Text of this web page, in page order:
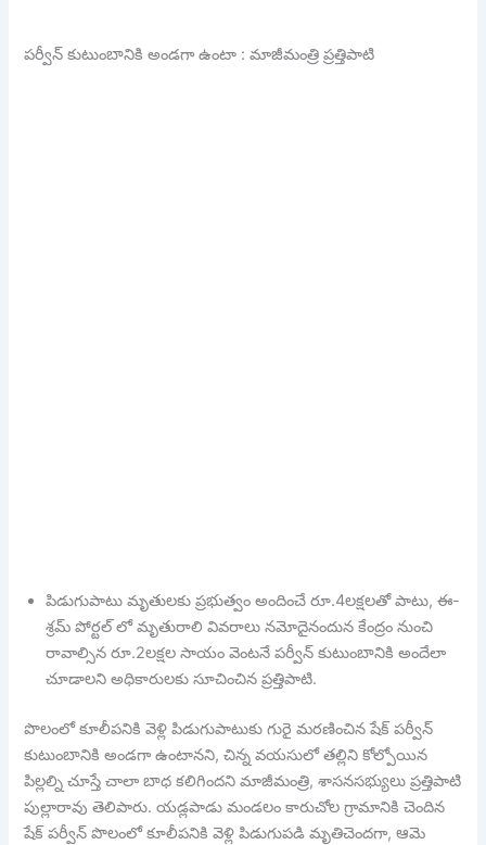
పర్వీన్ కుటుంబానికి అండగా ఉంటా : మాజీమంత్రి ప్రత్తిపాటి
పిడుగుపాటు మృతులకు ప్రభుత్వం అందించే రూ.4లక్షలతో పాటు, ఈ-
శ్రమ్ పోర్టల్ లో మృతురాలి వివరాలు నమోదైనందున కేంద్రం నుంచి
రావాల్సిన రూ.2లక్షల సాయం వెంటనే పర్వీన్ కుటుంబానికి అందేలా
చూడాలని అధికారులకు సూచించిన ప్రత్తిపాటి.
పొలంలో కూలీపనికి వెళ్లి పిడుగుపాటుకు గురై మరణించిన షేక్ పర్వీన్
కుటుంబానికి అండగా ఉంటానని, చిన్న వయసులో తల్లిని కోల్పోయిన
పిల్లల్ని చూస్తే చాలా బాధ కలిగిందని మాజీమంత్రి, శాసనసభ్యులు ప్రత్తిపాటి
పుల్లారావు తెలిపారు. యడ్లపాడు మండలం కారుచోల గ్రామానికి చెందిన
షేక్ పర్వీన్ పొలంలో కూలీపనికి వెళ్లి పిడుగుపడి మృతిచెందగా, ఆమె